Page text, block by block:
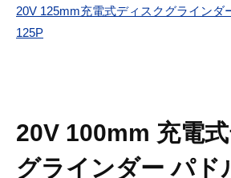
20V 125mm充電式ディスクグラインダ
125P
20V 100mm 充電
グラインダー パド